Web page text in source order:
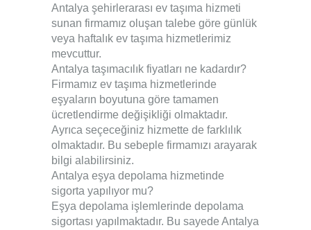
Antalya şehirlerarası ev taşıma hizmeti
sunan firmamız oluşan talebe göre günlük
veya haftalık ev taşıma hizmetlerimiz
mevcuttur.
Antalya taşımacılık fiyatları ne kadardır?
Firmamız ev taşıma hizmetlerinde
eşyaların boyutuna göre tamamen
ücretlendirme değişikliği olmaktadır.
Ayrıca seçeceğiniz hizmette de farklılık
olmaktadır. Bu sebeple firmamızı arayarak
bilgi alabilirsiniz.
Antalya eşya depolama hizmetinde
sigorta yapılıyor mu?
Eşya depolama işlemlerinde depolama
sigortası yapılmaktadır. Bu sayede Antalya